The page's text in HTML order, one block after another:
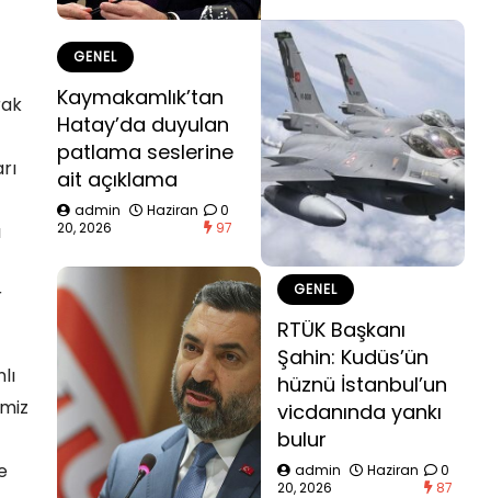
GENEL
Kaymakamlık’tan
Hatay’da duyulan
patlama seslerine
ait açıklama
admin
Haziran
20, 2026
0
97
GENEL
RTÜK Başkanı
Şahin: Kudüs’ün
hüznü İstanbul’un
vicdanında yankı
bulur
admin
Haziran
20, 2026
0
87